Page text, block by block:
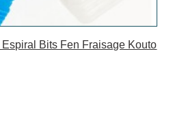
Bits Fen Fraisage Kouto